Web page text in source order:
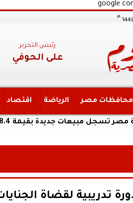
هـ
رئيس التحرير
على الحوفي
محافظات مصر الرياضة اقتصاد
مليار جنيه وتضاعف معدلات التسليم خلال النصف الأول من 2026
تدريبية لقضاة